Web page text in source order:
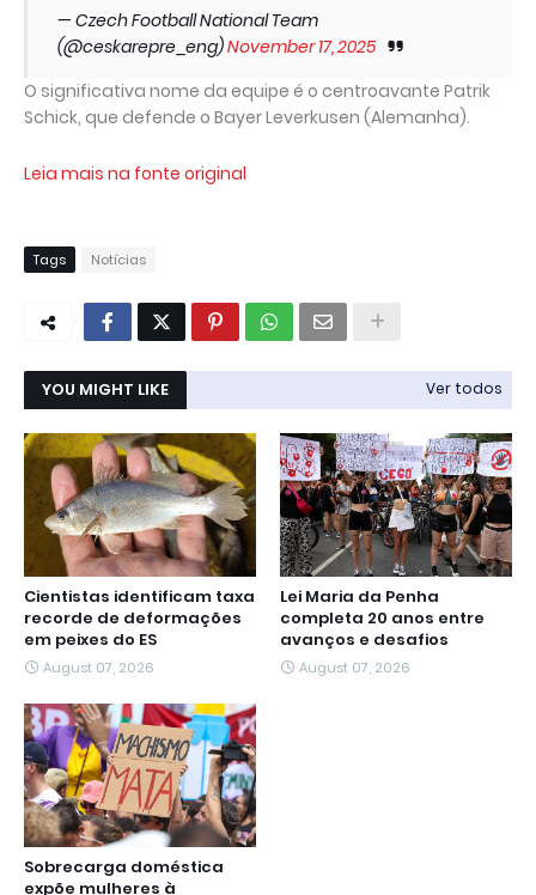
— Czech Football National Team
(@ceskarepre_eng)November 17, 2025
O significativa nome da equipe é o centroavante Patrik
Schick, que defende o Bayer Leverkusen (Alemanha).
Leia mais na fonte original
Tags Notícias
YOU MIGHT LIKE Ver todos
Cientistas identificam taxa
recorde de deformações
em peixes do ES
August 07, 2026
Lei Maria da Penha
completa 20 anos entre
avanços e desafios
August 07, 2026
Sobrecarga doméstica
expõe mulheres à